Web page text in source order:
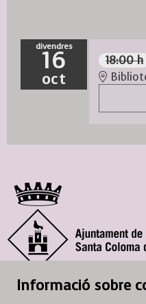
divendres
16
oct
18:00 h
© Ajuntament de Santa Coloma de
Informació sobre